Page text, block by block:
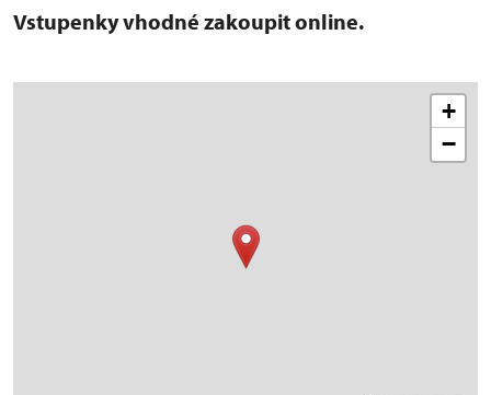
Vstupenky vhodné zakoupit online.
+
−